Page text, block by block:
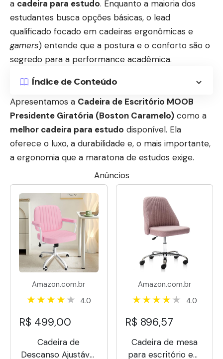
a cadeira para estudo. Enquanto a maioria dos
estudantes busca opções básicas, o lead
qualificado focado em cadeiras ergonômicas e
gamers) entende que a postura e o conforto são o
segredo para a performance acadêmica.
Índice de Conteúdo
Apresentamos a Cadeira de Escritório MOOB
Presidente Giratória (Boston Caramelo) como a
melhor cadeira para estudo disponível. Ela
oferece o luxo, a durabilidade e, o mais importante,
a ergonomia que a maratona de estudos exige.
Anúncios
Amazon.com.br
4.0
R$ 499,00
Cadeira de
Descanso Ajustável
Amazon.com.br
4.0
R$ 896,57
Cadeira de mesa
para escritório em